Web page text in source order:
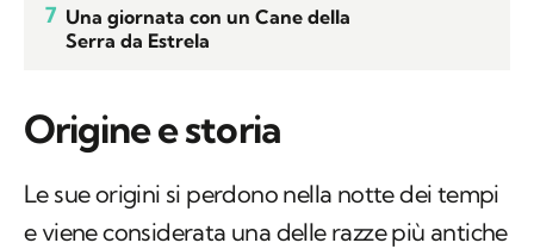
7 Una giornata con un Cane della
Serra da Estrela
Origine e storia
Le sue origini si perdono nella notte dei tempi
e viene considerata una delle razze più antiche